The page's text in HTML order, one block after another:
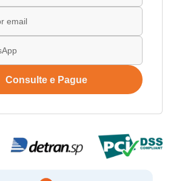
Consulte e Pague